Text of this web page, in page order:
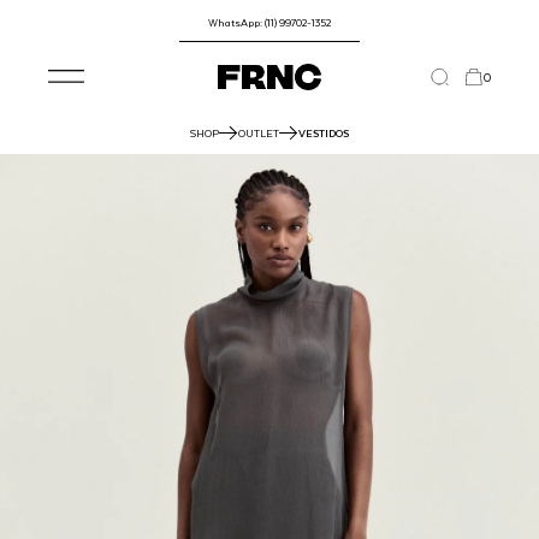
WhatsApp: (11) 99702-1352
0
SHOP OUTLET VESTIDOS